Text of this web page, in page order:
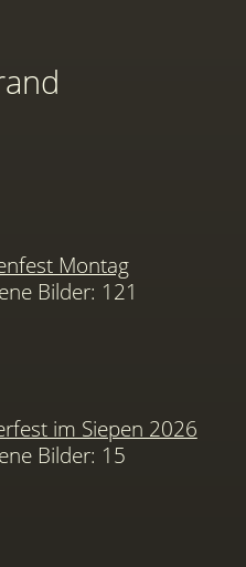
Montag
Bilder: 121
im Siepen 2026
Bilder: 15